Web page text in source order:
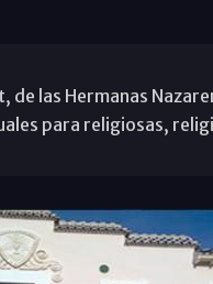
de las Hermanas
para religiosas,